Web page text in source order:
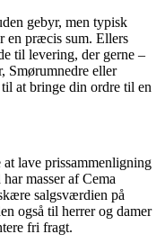
gebyr, men typisk
en præcis sum. Ellers
til levering, der gerne –
Smørumnedre eller
at bringe din ordre til en
lave prissammenligning
masser af Cema
salgsværdien på
også til herrer og damer
fri fragt.